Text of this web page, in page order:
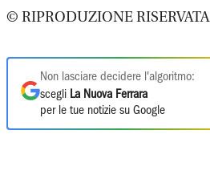
© RIPRODUZIONE RISERVATA
Non lasciare decidere l'algoritmo:
scegli La Nuova Ferrara
per le tue notizie su Google